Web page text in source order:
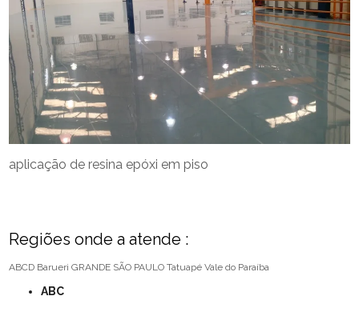
aplicação de resina epóxi em piso
Regiões onde a atende :
ABCD Barueri GRANDE SÃO PAULO Tatuapé Vale do Paraíba
ABC